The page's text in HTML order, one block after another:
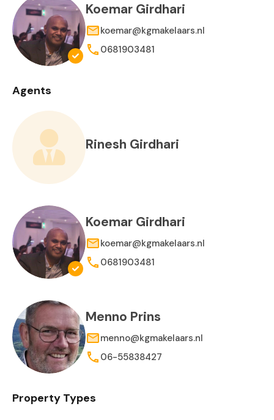
Koemar Girdhari
koemar@kgmakelaars.nl
0681903481
Agents
Rinesh Girdhari
Koemar Girdhari
koemar@kgmakelaars.nl
0681903481
Menno Prins
menno@kgmakelaars.nl
06-55838427
Property Types